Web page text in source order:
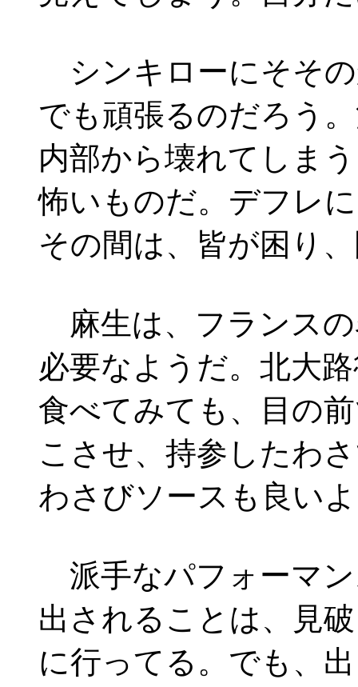
シンキローにそそ
でも頑張るのだろう
内部から壊れてしま
怖いものだ。デフレ
その間は、皆が困り
麻生は、フランス
必要なようだ。北大
食べてみても、目の
こさせ、持参したわ
わさびソースも良い
派手なパフォーマ
出されることは、見
に行ってる。でも、